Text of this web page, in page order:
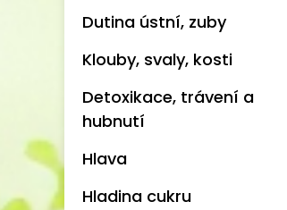
Dutina ústní, zuby
Klouby, svaly, kosti
Detoxikace, trávení a
hubnutí
Hlava
Hladina cukru